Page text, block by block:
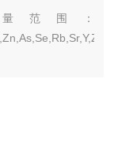
范围：